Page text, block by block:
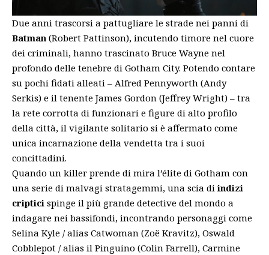
Due anni trascorsi a pattugliare le strade nei panni di
Batman (Robert Pattinson), incutendo timore nel cuore
dei criminali, hanno trascinato Bruce Wayne nel
profondo delle tenebre di Gotham City. Potendo contare
su pochi fidati alleati – Alfred Pennyworth (Andy
Serkis) e il tenente James Gordon (Jeffrey Wright) – tra
la rete corrotta di funzionari e figure di alto profilo
della città, il vigilante solitario si è affermato come
unica incarnazione della vendetta tra i suoi
concittadini.
Quando un killer prende di mira l’élite di Gotham con
una serie di malvagi stratagemmi, una scia diindizi
criptici spinge il più grande detective del mondo a
indagare nei bassifondi, incontrando personaggi come
Selina Kyle / alias Catwoman (Zoë Kravitz), Oswald
Cobblepot / alias il Pinguino (Colin Farrell), Carmine